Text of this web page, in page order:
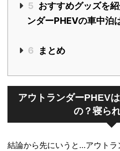
5 おすすめグッズを
ンダーPHEVの車中泊
6 まとめ
アウトランダーPHEV
の？寝ら
結論から先にいうと…アウトラ